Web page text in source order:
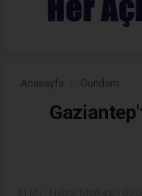
Anasayfa Gündem